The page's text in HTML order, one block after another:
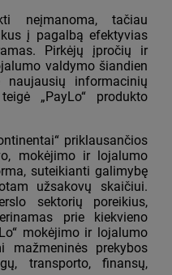
neįmanoma, tačiau
į pagalbą efektyvias
Pirkėjų įpročių ir
valdymo šiandien
informacinių
„PayLo“ produkto
priklausančios
mokėjimo ir lojalumo
suteikianti galimybę
užsakovų skaičiui.
sektorių poreikius,
prie kiekvieno
mokėjimo ir lojalumo
mažmeninės prekybos
transporto, finansų,